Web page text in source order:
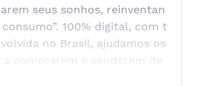
seus sonhos, reinventan
100% digital, com t
no Brasil, ajudamos os
a comprarem e venderem de